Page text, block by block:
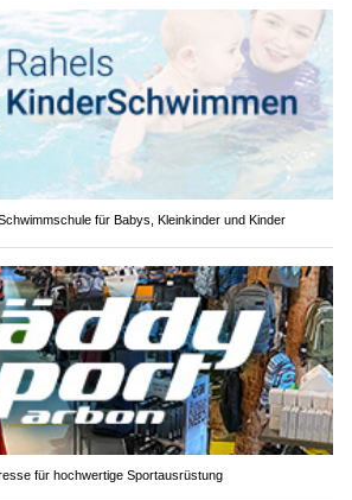
für Babys, Kleinkinder und Kinder
für hochwertige Sportausrüstung